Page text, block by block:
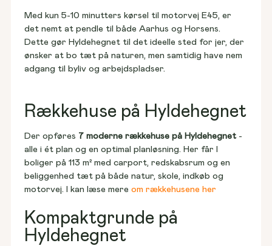
Blog & viden
Nyheder, anbefalinger og tips
Med kun 5-10 minutters kørsel til motorvej E45, er
det nemt at pendle til både Aarhus og Horsens.
Dette gør Hyldehegnet til det ideelle sted for jer, der
ønsker at bo tæt på naturen, men samtidig have nem
adgang til byliv og arbejdspladser.
Rækkehuse på Hyldehegnet
Der opføres 7 moderne rækkehuse på Hyldehegnet -
alle i ét plan og en optimal planløsning. Her får I
boliger på 113 m² med carport, redskabsrum og en
beliggenhed tæt på både natur, skole, indkøb og
motorvej. I kan læse mere om rækkehusene her
Kompaktgrunde på
Hyldehegnet